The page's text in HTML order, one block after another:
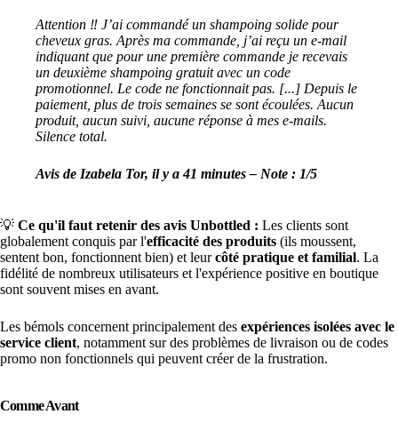
Attention ‼️ J’ai commandé un shampoing solide pour
cheveux gras. Après ma commande, j’ai reçu un e-mail
indiquant que pour une première commande je recevais
un deuxième shampoing gratuit avec un code
promotionnel. Le code ne fonctionnait pas. [...] Depuis le
paiement, plus de trois semaines se sont écoulées. Aucun
produit, aucun suivi, aucune réponse à mes e-mails.
Silence total.
Avis de Izabela Tor, il y a 41 minutes – Note : 1/5
💡 Ce qu'il faut retenir des avis Unbottled : Les clients sont
globalement conquis par l'efficacité des produits (ils moussent,
sentent bon, fonctionnent bien) et leurcôté pratique et familial. La
fidélité de nombreux utilisateurs et l'expérience positive en boutique
sont souvent mises en avant.
Les bémols concernent principalement des expériences isolées avec le
service client, notamment sur des problèmes de livraison ou de codes
promo non fonctionnels qui peuvent créer de la frustration.
Comme Avant